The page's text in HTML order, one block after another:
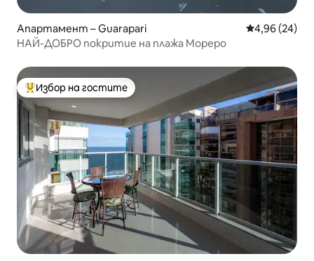
Апартамент – Guarapari Средна
4,96 (24)
НАЙ-ДОБРО покритие на плажа Мореро
Най-популярен избор на гостите
Избор на гостите